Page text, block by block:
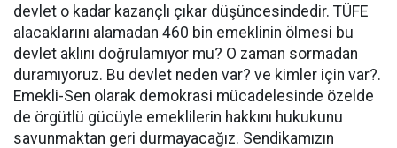
devlet o kadar kazançlı çıkar düşüncesindedir. TÜFE
alacaklarını alamadan 460 bin emeklinin ölmesi bu
devlet aklını doğrulamıyor mu? O zaman sormadan
duramıyoruz. Bu devlet neden var? ve kimler için var?.
Emekli-Sen olarak demokrasi mücadelesinde özelde
de örgütlü gücüyle emeklilerin hakkını hukukunu
savunmaktan geri durmayacağız. Sendikamızın